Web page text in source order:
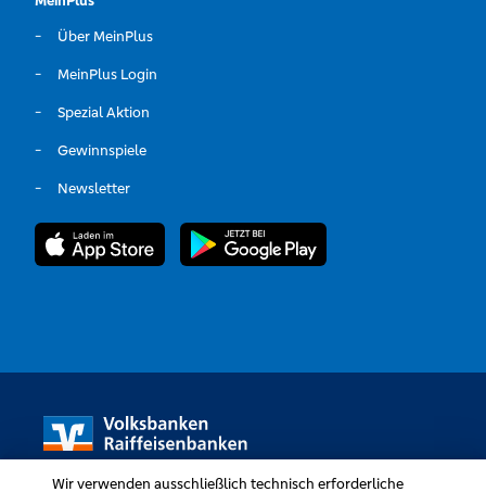
Über MeinPlus
MeinPlus Login
Spezial Aktion
Gewinnspiele
Newsletter
Wir verwenden ausschließlich technisch erforderliche